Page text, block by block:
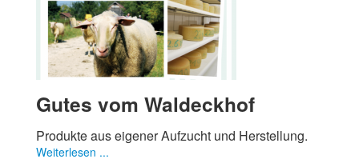
Gutes vom Waldeckhof
Produkte aus eigener Aufzucht und Herstellung.
Weiterlesen ...